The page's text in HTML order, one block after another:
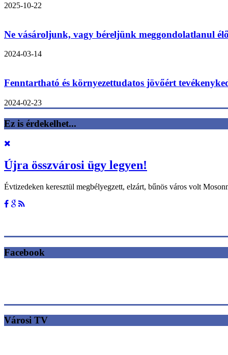
2025-10-22
Ne vásároljunk, vagy béreljünk meggondolatlanul
2024-03-14
Fenntartható és környezettudatos jövőért
2024-02-23
Ez is érdekelhet...
Újra összvárosi ügy legyen!
Évtizedeken keresztül megbélyegzett, elzárt, bűnös város volt
Facebook
Városi TV